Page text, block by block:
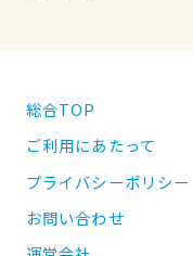
総合TOP
ご利用にあたって
プライバシーポリシー
お問い合わせ